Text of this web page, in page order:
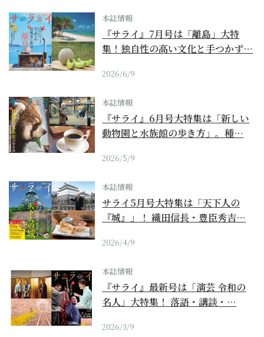
本誌情報
『サライ』7月号は「離島」大特
集！独自性の高い文化と手つかず…
2026/6/9
本誌情報
『サライ』6月号大特集は「新しい
動物園と水族館の歩き方」。種…
2026/5/9
本誌情報
サライ5月号大特集は「天下人の
『城』」！ 織田信長・豊臣秀吉…
2026/4/9
本誌情報
『サライ』最新号は「演芸 令和の
名人」大特集！ 落語・講談・…
2026/3/9